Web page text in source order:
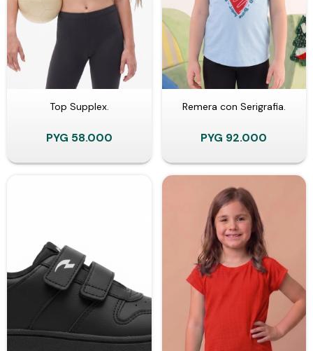
Top Supplex.
PYG 58.000
Remera con Serigrafia.
PYG 92.000